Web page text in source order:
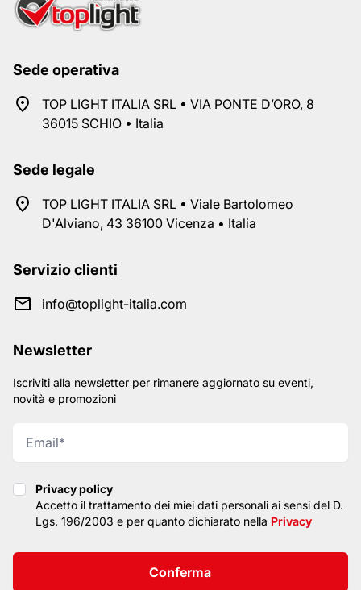
Sede operativa
TOP LIGHT ITALIA SRL • VIA PONTE D’ORO, 8
36015 SCHIO • Italia
Sede legale
TOP LIGHT ITALIA SRL • Viale Bartolomeo
D'Alviano, 43 36100 Vicenza • Italia
Servizio clienti
info@toplight-italia.com
Newsletter
Iscriviti alla newsletter per rimanere aggiornato su eventi,
novità e promozioni
Privacy policy
Privacy policy
Accetto il trattamento dei miei dati personali ai sensi del D.
Lgs. 196/2003 e per quanto dichiarato nella Privacy
Conferma